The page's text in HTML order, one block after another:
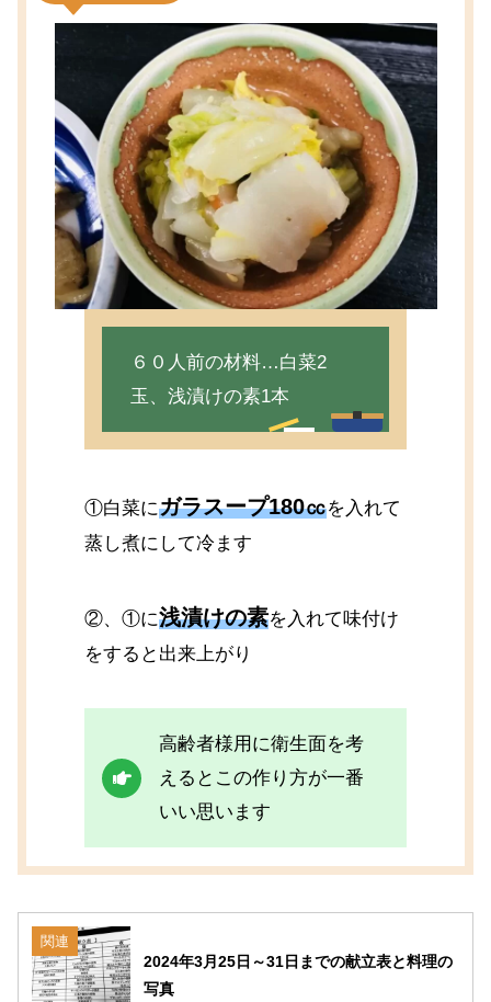
６０人前の材料…白菜2
玉、浅漬けの素1本
①白菜にガラスープ180㏄を入れて
蒸し煮にして冷ます
②、①に浅漬けの素を入れて味付け
をすると出来上がり
高齢者様用に衛生面を考
えるとこの作り方が一番
いい思います
関連
2024年3月25日～31日までの献立表と料理の
写真